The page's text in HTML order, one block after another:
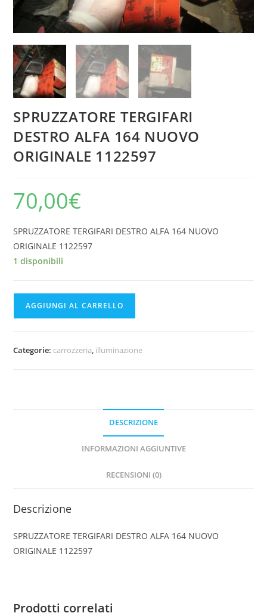
SPRUZZATORE TERGIFARI
DESTRO ALFA 164 NUOVO
ORIGINALE 1122597
70,00€
SPRUZZATORE TERGIFARI DESTRO ALFA 164 NUOVO
ORIGINALE 1122597
1 disponibili
AGGIUNGI AL CARRELLO
Categorie: carrozzeria, illuminazione
DESCRIZIONE
INFORMAZIONI AGGIUNTIVE
RECENSIONI (0)
Descrizione
SPRUZZATORE TERGIFARI DESTRO ALFA 164 NUOVO
ORIGINALE 1122597
Prodotti correlati